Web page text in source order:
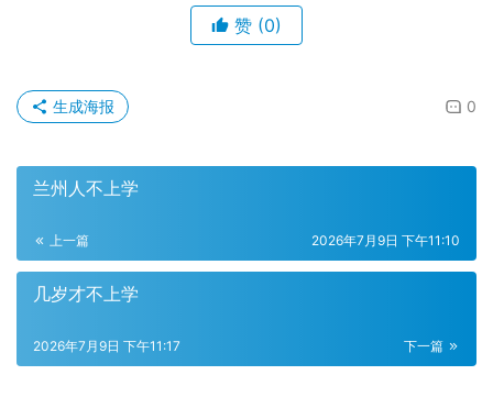
赞 (0)
0
生成海报
兰州人不上学
上一篇 2026年7月9日 下午11:10
几岁才不上学
下一篇
2026年7月9日 下午11:17